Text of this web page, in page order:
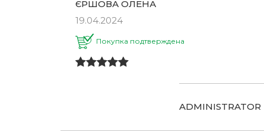
ЄРШОВА ОЛЕНА
19.04.2024
Покупка подтверждена
ADMINISTRATOR